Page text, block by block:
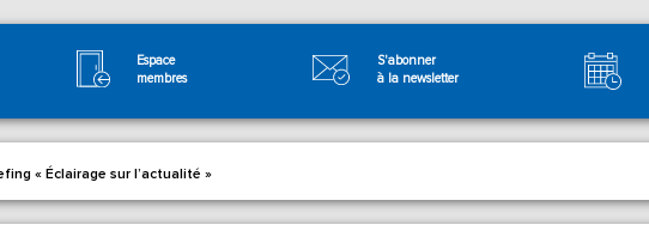
Espace
membres
S'abonner
à la newsletter
« Éclairage sur l’actualité »